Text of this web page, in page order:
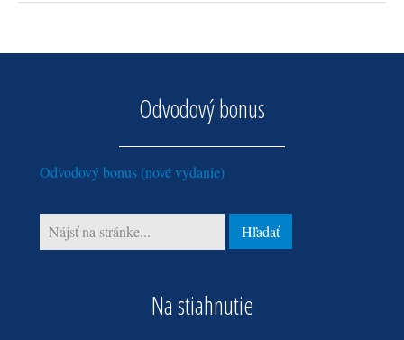
Odvodový bonus
Odvodový bonus (nové vydanie)
Na stiahnutie